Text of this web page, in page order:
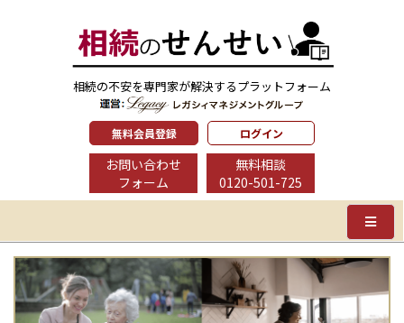
相続の不安を専門家が解決するプラットフォーム
無料会員登録 ログイン
お問い合わせ
フォーム
無料相談
0120-501-725